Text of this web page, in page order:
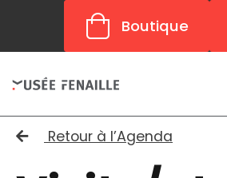
Panneau de gestion
Boutique
Retour à l’Agenda